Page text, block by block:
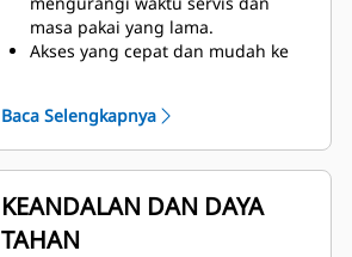
masa pakai yang lama.
Akses yang cepat dan mudah ke
hammer.
Pemeriksaan alat harian dan titik
gemuk pelumas dapat diakses dari
permukaan tanah dengan
hammer tetap terpasang pada alat
berat.
Baca Selengkapnya
KEANDALAN DAN DAYA
TAHAN